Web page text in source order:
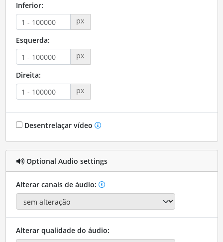
Inferior:
px
Esquerda:
px
Direita:
px
Desentrelaçar vídeo
Optional Audio settings
Alterar canais de áudio:
Alterar qualidade do áudio: